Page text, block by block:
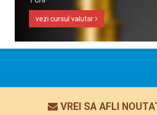
vezi cursul valutar
VREI SA AFLI